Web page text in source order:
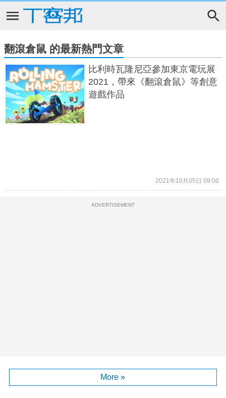
翻滾倉鼠 的最新熱門文章
比利時瓦隆尼亞參加東京電玩展
2021，帶來《翻滾倉鼠》等創意
遊戲作品
2021年10月05日 09:00
ADVERTISEMENT
More »